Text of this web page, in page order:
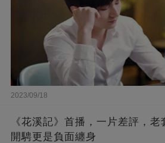
2023/09/18
《花溪記》首播，一片差評，
開騁更是負面纏身